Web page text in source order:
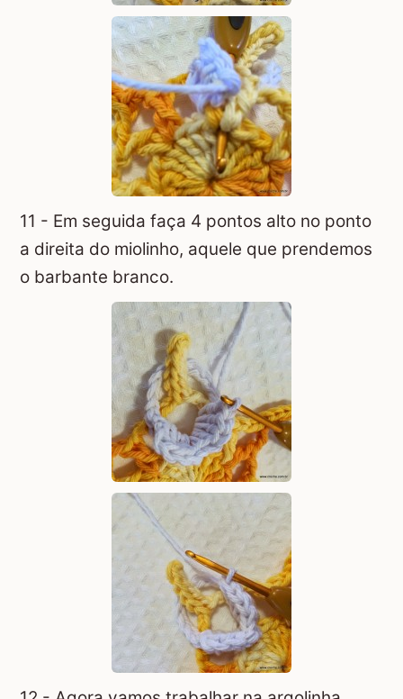
11 - Em seguida faça 4 pontos alto no ponto
a direita do miolinho, aquele que prendemos
o barbante branco.